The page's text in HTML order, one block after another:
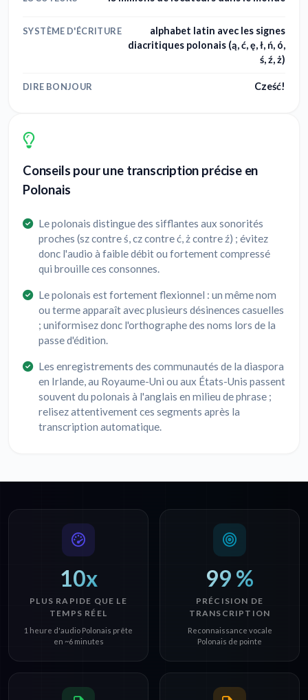
SYSTÈME D'ÉCRITURE
alphabet latin avec les signes
diacritiques polonais (ą, ć, ę, ł, ń, ó,
ś, ź, ż)
DIRE BONJOUR Cześć!
Conseils pour une transcription précise en
Polonais
Le polonais distingue des sifflantes aux sonorités
proches (sz contre ś, cz contre ć, ż contre ź) ; évitez
donc l'audio à faible débit ou fortement compressé
qui brouille ces consonnes.
Le polonais est fortement flexionnel : un même nom
ou terme apparaît avec plusieurs désinences casuelles
; uniformisez donc l'orthographe des noms lors de la
passe d'édition.
Les enregistrements des communautés de la diaspora
en Irlande, au Royaume-Uni ou aux États-Unis passent
souvent du polonais à l'anglais en milieu de phrase ;
relisez attentivement ces segments après la
transcription automatique.
10x
PLUS RAPIDE QUE LE
TEMPS RÉEL
1 heure d'audio Polonais prête
en ~6 minutes
99 %
PRÉCISION DE
TRANSCRIPTION
Reconnaissance vocale
Polonais de pointe